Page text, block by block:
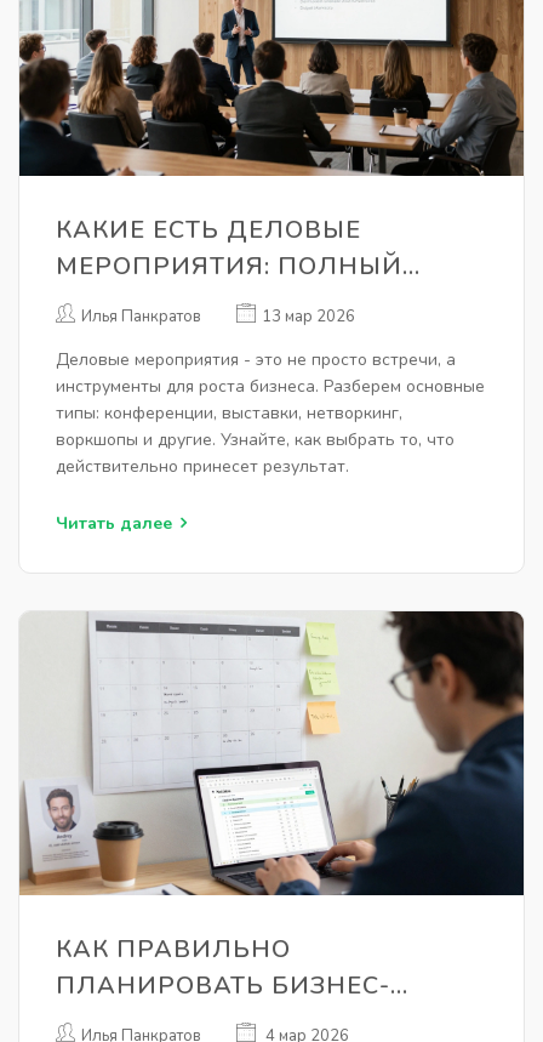
КАКИЕ ЕСТЬ ДЕЛОВЫЕ
МЕРОПРИЯТИЯ: ПОЛНЫЙ
СПИСОК ТИПОВ И ИХ ЦЕЛИ
Илья Панкратов 13 мар 2026
Деловые мероприятия - это не просто встречи, а
инструменты для роста бизнеса. Разберем основные
типы: конференции, выставки, нетворкинг,
воркшопы и другие. Узнайте, как выбрать то, что
действительно принесет результат.
Читать далее
КАК ПРАВИЛЬНО
ПЛАНИРОВАТЬ БИЗНЕС-
МЕРОПРИЯТИЯ: ПОШАГОВАЯ
Илья Панкратов 4 мар 2026